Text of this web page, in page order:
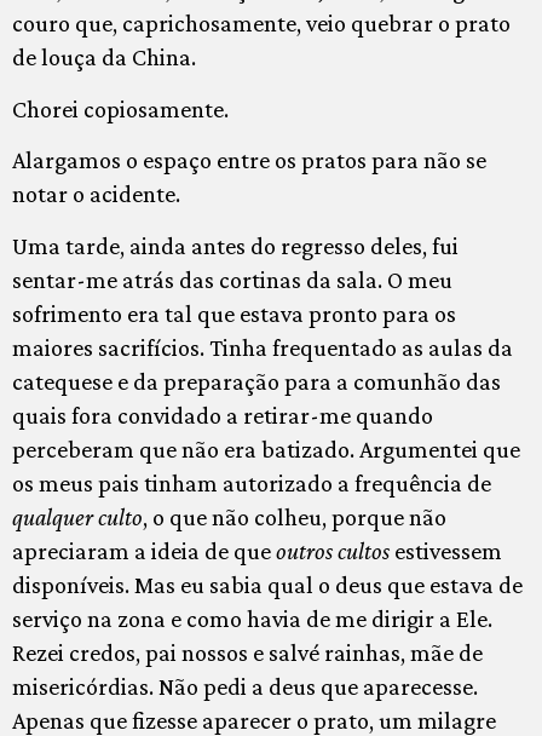
couro que, caprichosamente, veio quebrar o prato
de louça da China.
Chorei copiosamente.
Alargamos o espaço entre os pratos para não se
notar o acidente.
Uma tarde, ainda antes do regresso deles, fui
sentar-me atrás das cortinas da sala. O meu
sofrimento era tal que estava pronto para os
maiores sacrifícios. Tinha frequentado as aulas da
catequese e da preparação para a comunhão das
quais fora convidado a retirar-me quando
perceberam que não era batizado. Argumentei que
os meus pais tinham autorizado a frequência de
qualquer culto, o que não colheu, porque não
apreciaram a ideia de queoutros cultos estivessem
disponíveis. Mas eu sabia qual o deus que estava de
serviço na zona e como havia de me dirigir a Ele.
Rezei credos, pai nossos e salvé rainhas, mãe de
misericórdias. Não pedi a deus que aparecesse.
Apenas que fizesse aparecer o prato, um milagre